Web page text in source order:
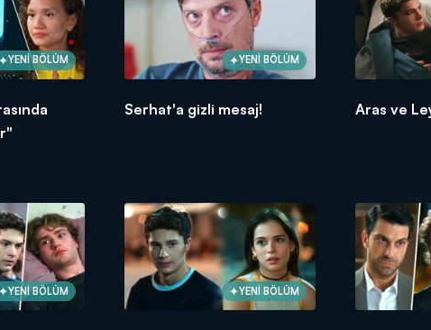
YENİ BÖLÜM YENİ BÖLÜM
Serhat'a gizli mesaj! Aras ve
YENİ BÖLÜM YENİ BÖLÜM